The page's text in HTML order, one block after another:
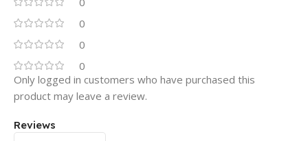
0
0
0
Reviews
Only logged in customers who have purchased this
product may leave a review.